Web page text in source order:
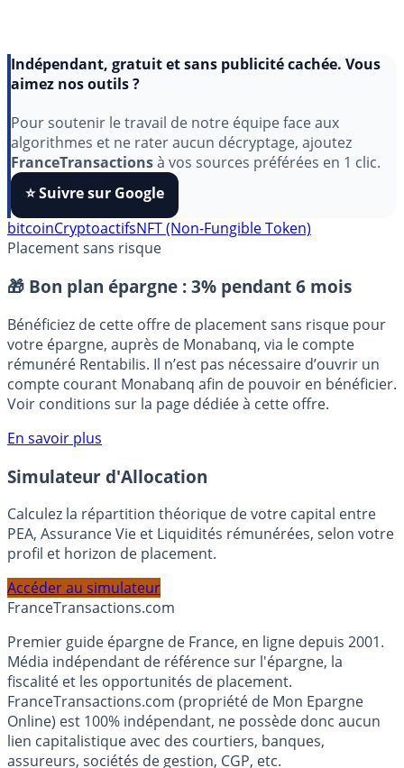
aimez nos outils ?
Pour soutenir le travail de notre équipe face aux
algorithmes et ne rater aucun décryptage, ajoutez
FranceTransactionsà vos sources préférées en 1 clic.
⭐️ Suivre sur Google
Placement sans risque
🎁 Bon plan épargne : 3% pendant 6 mois
Bénéficiez de cette offre de placement sans risque pour
votre épargne, auprès de Monabanq, via le compte
rémunéré Rentabilis. Il n’est pas nécessaire d’ouvrir un
Voir conditions sur la page dédiée à cette offre.
En savoir plus
Simulateur d'Allocation
Calculez la répartition théorique de votre capital entre
profil et horizon de placement.
FranceTransactions.com
Premier guide épargne de France, en ligne depuis 2001.
Média indépendant de référence sur l'épargne, la
fiscalité et les opportunités de placement.
FranceTransactions.com (propriété de Mon Epargne
Online) est 100% indépendant, ne possède donc aucun